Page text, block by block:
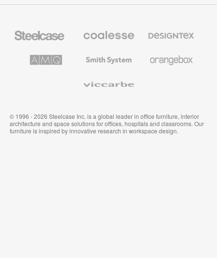
家
具
ー
ル
カ
Solutions
System
© 1996 - 2026 Steelcase Inc. is a global leader in office furniture, interior
architecture and space solutions for offices, hospitals and classrooms. Our
furniture is inspired by innovative research in workspace design.